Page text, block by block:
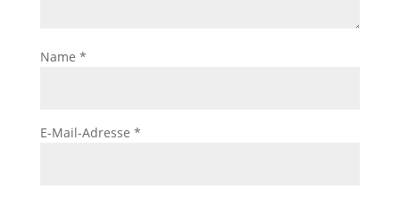
Name *
E-Mail-Adresse *